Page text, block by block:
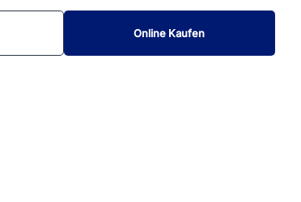
Online Kaufen